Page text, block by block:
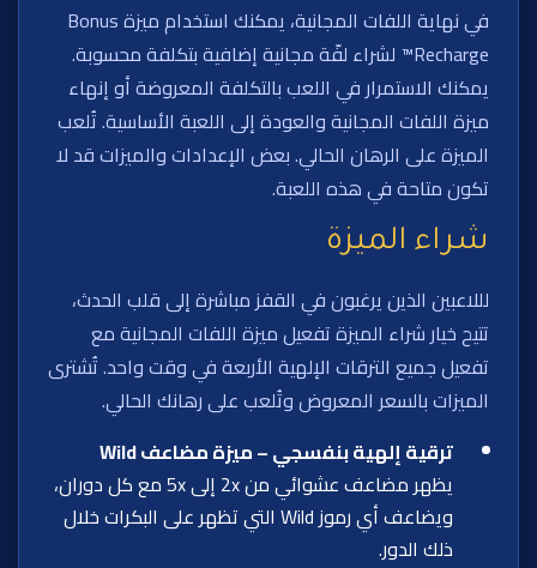
في نهاية اللفات المجانية، يمكنك استخدام ميزة Bonus
Recharge™ لشراء لفّة مجانية إضافية بتكلفة محسوبة.
يمكنك الاستمرار في اللعب بالتكلفة المعروضة أو إنهاء
ميزة اللفات المجانية والعودة إلى اللعبة الأساسية. تُلعب
الميزة على الرهان الحالي. بعض الإعدادات والميزات قد لا
تكون متاحة في هذه اللعبة.
شراء الميزة
لللاعبين الذين يرغبون في القفز مباشرة إلى قلب الحدث،
تتيح خيار شراء الميزة تفعيل ميزة اللفات المجانية مع
تفعيل جميع الترقات الإلهية الأربعة في وقت واحد. تُشترى
الميزات بالسعر المعروض وتُلعب على رهانك الحالي.
ترقية إلهية بنفسجي – ميزة مضاعف Wild
يظهر مضاعف عشوائي من 2x إلى 5x مع كل دوران،
ويضاعف أي رموز Wild التي تظهر على البكرات خلال
ذلك الدور.